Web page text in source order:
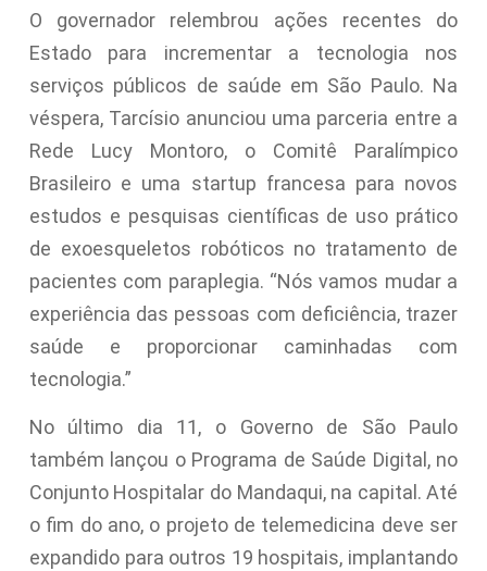
O governador relembrou ações recentes do
Estado para incrementar a tecnologia nos
serviços públicos de saúde em São Paulo. Na
véspera, Tarcísio anunciou uma parceria entre a
Rede Lucy Montoro, o Comitê Paralímpico
Brasileiro e uma startup francesa para novos
estudos e pesquisas científicas de uso prático
de exoesqueletos robóticos no tratamento de
pacientes com paraplegia. “Nós vamos mudar a
experiência das pessoas com deficiência, trazer
saúde e proporcionar caminhadas com
tecnologia.”
No último dia 11, o Governo de São Paulo
também lançou o Programa de Saúde Digital, no
Conjunto Hospitalar do Mandaqui, na capital. Até
o fim do ano, o projeto de telemedicina deve ser
expandido para outros 19 hospitais, implantando